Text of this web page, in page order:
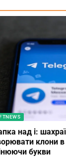
над i:
клони
букви